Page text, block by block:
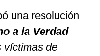
una resolución
a la Verdad
víctimas de